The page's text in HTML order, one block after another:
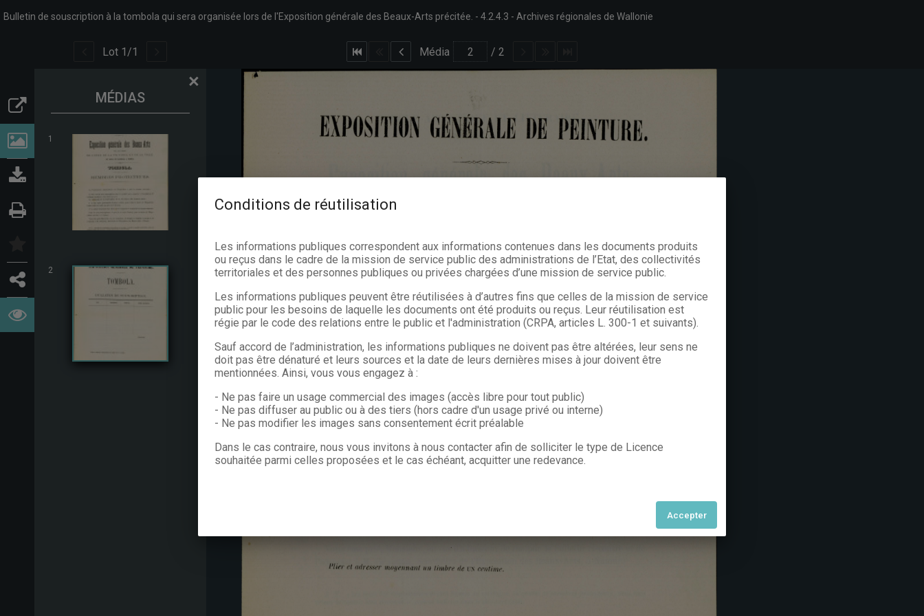
Bulletin de souscription à la tombola qui sera organisée lors de l'Exposition générale des Beaux-Arts précitée. 4.2.4.3 Archives régionales de Wallonie
Lot 1 /1 Média / 2
MÉDIAS
×
1
2
Conditions de réutilisation
Les informations publiques correspondent aux informations contenues dans les documents produits
ou reçus dans le cadre de la mission de service public des administrations de l’Etat, des collectivités
territoriales et des personnes publiques ou privées chargées d’une mission de service public.
Les informations publiques peuvent être réutilisées à d’autres fins que celles de la mission de service
public pour les besoins de laquelle les documents ont été produits ou reçus. Leur réutilisation est
régie par le code des relations entre le public et l'administration (CRPA, articles L. 300-1 et suivants).
Sauf accord de l’administration, les informations publiques ne doivent pas être altérées, leur sens ne
doit pas être dénaturé et leurs sources et la date de leurs dernières mises à jour doivent être
mentionnées. Ainsi, vous vous engagez à :
- Ne pas faire un usage commercial des images (accès libre pour tout public)
- Ne pas diffuser au public ou à des tiers (hors cadre d'un usage privé ou interne)
- Ne pas modifier les images sans consentement écrit préalable
Dans le cas contraire, nous vous invitons à nous contacter afin de solliciter le type de Licence
souhaitée parmi celles proposées et le cas échéant, acquitter une redevance.